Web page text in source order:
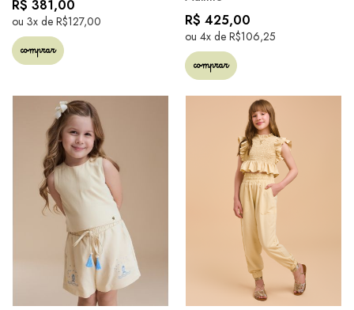
R$ 381,00
ou 3x de R$127,00
comprar
R$ 425,00
ou 4x de R$106,25
comprar